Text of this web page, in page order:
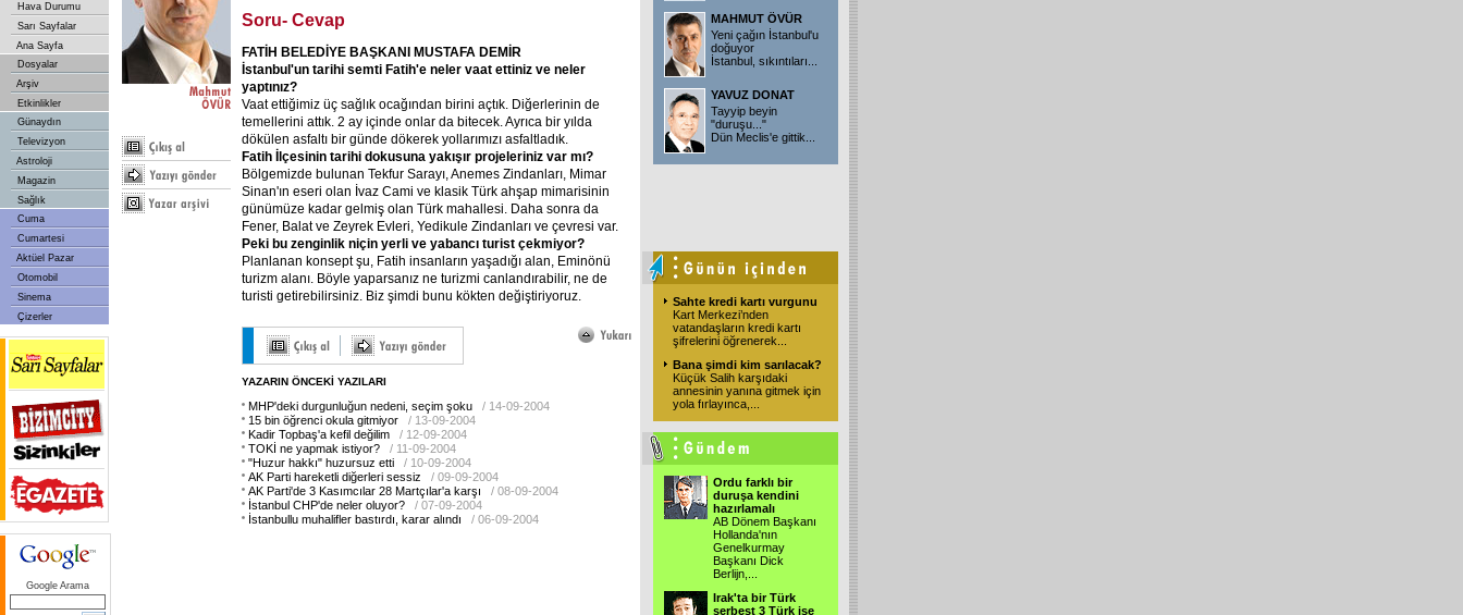
Hava Durumu
Sarı Sayfalar
Ana Sayfa
Dosyalar
Arşiv
Etkinlikler
Günaydın
Televizyon
Astroloji
Magazin
Sağlık
Cuma
Cumartesi
Aktüel Pazar
Otomobil
Sinema
Çizerler
Google Arama
Soru- Cevap
FATİH BELEDİYE BAŞKANI MUSTAFA DEMİR
İstanbul'un tarihi semti Fatih'e neler vaat ettiniz ve neler
yaptınız?
Vaat ettiğimiz üç sağlık ocağından birini açtık. Diğerlerinin de
temellerini attık. 2 ay içinde onlar da bitecek. Ayrıca bir yılda
dökülen asfaltı bir günde dökerek yollarımızı asfaltladık.
Fatih İlçesinin tarihi dokusuna yakışır projeleriniz var mı?
Bölgemizde bulunan Tekfur Sarayı, Anemes Zindanları, Mimar
Sinan'ın eseri olan İvaz Cami ve klasik Türk ahşap mimarisinin
günümüze kadar gelmiş olan Türk mahallesi. Daha sonra da
Fener, Balat ve Zeyrek Evleri, Yedikule Zindanları ve çevresi var.
Peki bu zenginlik niçin yerli ve yabancı turist çekmiyor?
Planlanan konsept şu, Fatih insanların yaşadığı alan, Eminönü
turizm alanı. Böyle yaparsanız ne turizmi canlandırabilir, ne de
turisti getirebilirsiniz. Biz şimdi bunu kökten değiştiriyoruz.
YAZARIN ÖNCEKİ YAZILARI
MHP'deki durgunluğun nedeni, seçim şoku
/ 14-09-2004
15 bin öğrenci okula gitmiyor
/ 13-09-2004
Kadir Topbaş'a kefil değilim
/ 12-09-2004
TOKİ ne yapmak istiyor?
/ 11-09-2004
"Huzur hakkı" huzursuz etti
/ 10-09-2004
AK Parti hareketli diğerleri sessiz
/ 09-09-2004
AK Parti'de 3 Kasımcılar 28 Martçılar'a karşı
/ 08-09-2004
İstanbul CHP'de neler oluyor?
/ 07-09-2004
İstanbullu muhalifler bastırdı, karar alındı
/ 06-09-2004
MAHMUT ÖVÜR
Yeni çağın İstanbul'u
doğuyor
İstanbul, sıkıntıları
YAVUZ DONAT
Tayyip beyin
"duruşu..."
Dün Meclis'e gittik...
Sahte kredi kartı vurgunu
Kart Merkezi’nden
vatandaşların kredi kartı
şifrelerini öğrenerek
Bana şimdi kim sarılacak?
Küçük Salih karşıdaki
annesinin yanına gitmek için
yola fırlayınca,
Ordu farklı bir
duruşa kendini
hazırlamalı
AB Dönem Başkanı
Hollanda'nın
Genelkurmay
Başkanı Dick
Berlijn,
Irak'ta bir Türk
serbest 3 Türk ise